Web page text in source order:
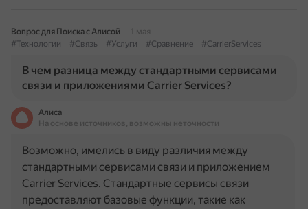
Вопрос для Поиска с Алисой
1 мая
#Технологии
#Связь #Услуги #Сравнение #CarrierServices
В чем разница между стандартными сервисами
связи и приложениями Carrier Services?
Алиса
На основе источников, возможны неточности
Возможно, имелись в виду различия между
стандартными сервисами связи и приложением
Carrier Services. Стандартные сервисы связи
предоставляют базовые функции, такие как